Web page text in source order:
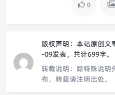
0
版权声明： 本站原创文
-09发表，共计699字。
转载说明： 除特殊说明
布，转载请注明出处。